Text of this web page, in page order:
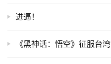
进逼！
《黑神话：悟空》征服台湾